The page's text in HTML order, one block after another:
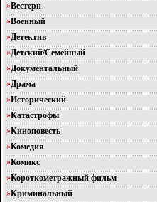
»Вестерн
»Военный
»Детектив
»Детский/Семейный
»Документальный
»Драма
»Исторический
»Катастрофы
»Киноповесть
»Комедия
»Комикс
»Короткометражный фильм
»Криминальный